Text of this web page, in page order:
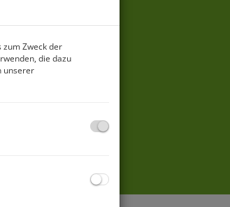
Südburgenland
Zweck der
die dazu
unserer